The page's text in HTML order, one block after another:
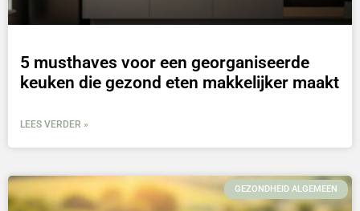
5 musthaves voor een georganiseerde
keuken die gezond eten makkelijker maakt
LEES VERDER »
GEZONDHEID ALGEMEEN